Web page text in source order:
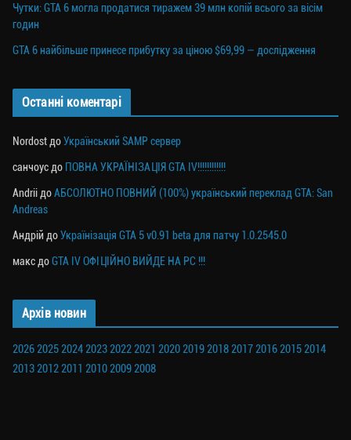
Чутки: GTA 6 могла продатися тиражем 39 млн копій всього за вісім
годин
GTA 6 найбільше принесе прибутку за ціною $69,99 — дослідження
Останні коментарі
Nordost доУкраїнський SAMP сервер
санчоус до ПОВНА УКРАЇНІЗАЦІЯ GTA IV!!!!!!!!!!!!
Andrii доАБСОЛЮТНО ПОВНИЙ (100%) український переклад GTA: San
Andreas
Андрій доУкраїнізація GTA 5 v0.91 beta для патчу 1.0.2545.0
макс доGTA IV ОФІЦІЙНО ВИЙДЕ НА PC !!!
Архів новин
202620252024202320222021 2020201920182017201620152014
201320122011 201020092008